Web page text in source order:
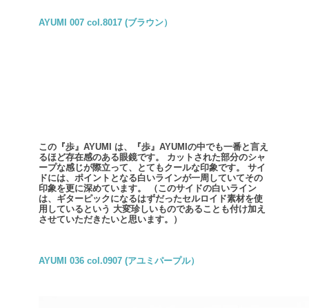
AYUMI 007 col.8017 (ブラウン）
この『歩』AYUMI は、『歩』AYUMIの中でも一番と言え
るほど存在感のある眼鏡です。
カットされた部分のシャ
ープな感じが際立って、とてもクールな印象です。
サイ
ドには、ポイントとなる白いラインが一周していてその
印象を更に深めています。
（このサイドの白いライン
は、ギターピックになるはずだったセルロイド素材を使
用しているという 大変珍しいものであることも付け加え
させていただきたいと思います。）
AYUMI 036 col.0907 (アユミパープル）